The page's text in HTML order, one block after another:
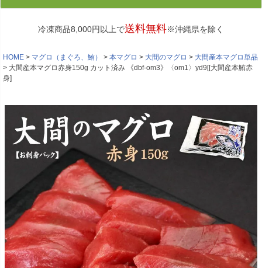
冷凍商品8,000円以上で送料無料※沖縄県を除く
HOME マグロ（まぐろ、鮪） 本マグロ 大間のマグロ
大間産本マグロ単品
大間産本マグロ赤身150g カット済み 《dbf-om3》〈om1〉yd9[[大間産本鮪赤
身]